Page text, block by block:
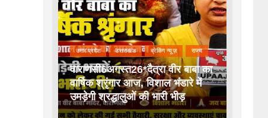
उत्तर प्रदेश उत्तराखंड ब्रेकिंग न्यूज़ राज्य
वाराणसी6अगस्त26*दैत्रा वीर बाबा का
वार्षिक श्रृंगार आज, विशाल भंडारे में
उमड़ेगी श्रद्धालुओं की भारी भीड़